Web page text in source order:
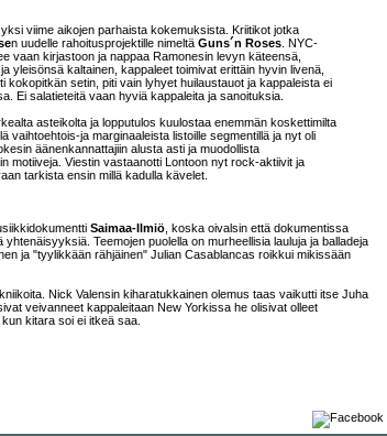
viime aikojen parhaista kokemuksista. Kriitikot jotka
n uudelle rahoitusprojektille nimeltä Guns´n Roses. NYC-
vaan kirjastoon ja nappaa Ramonesin levyn käteensä,
yleisönsä kaltainen, kappaleet toimivat erittäin hyvin livenä,
setin, piti vain lyhyet huilaustauot ja kappaleista ei
Ei salatieteitä vaan hyviä kappaleita ja sanoituksia.
asteikolta ja lopputulos kuulostaa enemmän koskettimilta
vaihtoehtois-ja marginaaleista listoille segmentillä ja nyt oli
äänenkannattajiin alusta asti ja muodollista
motiiveja. Viestin vastaanotti Lontoon nyt rock-aktiivit ja
tarkista ensin millä kadulla kävelet.
Saimaa-Ilmiö, koska oivalsin että dokumentissa
Teemojen puolella on murheellisia lauluja ja balladeja
ja "tyylikkään rähjäinen" Julian Casablancas roikkui mikissään
Nick Valensin kiharatukkainen olemus taas vaikutti itse Juha
veivanneet kappaleitaan New Yorkissa he olisivat olleet
kitara soi ei itkeä saa.